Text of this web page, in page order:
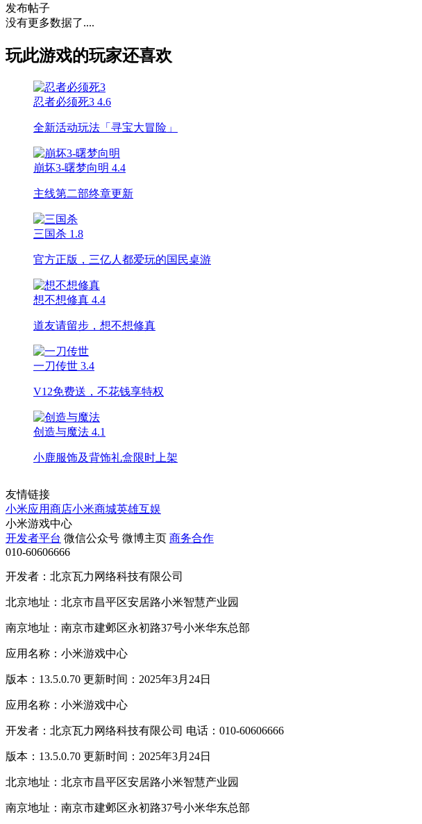
发布帖子
没有更多数据了....
玩此游戏的玩家还喜欢
忍者必须死3 4.6
全新活动玩法「寻宝大冒险」
崩坏3-曙梦向明 4.4
主线第二部终章更新
三国杀 1.8
官方正版，三亿人都爱玩的国民桌游
想不想修真 4.4
道友请留步，想不想修真
一刀传世 3.4
V12免费送，不花钱享特权
创造与魔法 4.1
小鹿服饰及背饰礼盒限时上架
友情链接
小米应用商店小米商城英雄互娱
小米游戏中心
开发者平台 微信公众号 微博主页 商务合作
010-60606666
开发者：北京瓦力网络科技有限公司
北京地址：北京市昌平区安居路小米智慧产业园
南京地址：南京市建邺区永初路37号小米华东总部
应用名称：小米游戏中心
版本：13.5.0.70 更新时间：2025年3月24日
应用名称：小米游戏中心
开发者：北京瓦力网络科技有限公司 电话：010-60606666
版本：13.5.0.70 更新时间：2025年3月24日
北京地址：北京市昌平区安居路小米智慧产业园
南京地址：南京市建邺区永初路37号小米华东总部